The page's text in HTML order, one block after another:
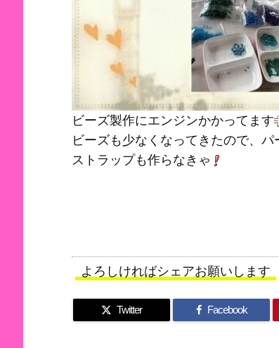
ビーズ製作にエンジンかかってます
ビーズも少なくなってきたので、パ
ストラップも作らなきゃ
よろしければシェアお願いします
Twitter Facebook